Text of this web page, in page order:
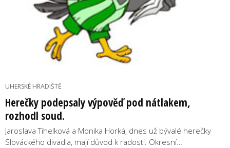
UHERSKÉ HRADIŠTĚ
Herečky podepsaly výpověď pod nátlakem,
rozhodl soud.
Jaroslava Tihelková a Monika Horká, dnes už bývalé herečky
Slováckého divadla, mají důvod k radosti. Okresní…